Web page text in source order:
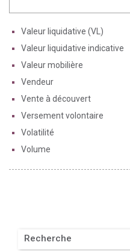
Valeur liquidative (VL)
Valeur liquidative indicative
Valeur mobilière
Vendeur
Vente à découvert
Versement volontaire
Volatilité
Volume
Recherche